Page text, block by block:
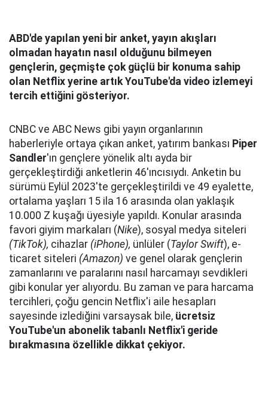
ABD'de yapılan yeni bir anket, yayın akışları
olmadan hayatın nasıl olduğunu bilmeyen
gençlerin, geçmişte çok güçlü bir konuma sahip
olan Netflix yerine artık YouTube'da video izlemeyi
tercih ettiğini gösteriyor.
CNBC ve ABC News gibi yayın organlarının
haberleriyle ortaya çıkan anket, yatırım bankası Piper
Sandler'ın gençlere yönelik altı ayda bir
gerçekleştirdiği anketlerin 46'ıncısıydı. Anketin bu
sürümü Eylül 2023'te gerçekleştirildi ve 49 eyalette,
ortalama yaşları 15 ila 16 arasında olan yaklaşık
10.000 Z kuşağı üyesiyle yapıldı. Konular arasında
favori giyim markaları (Nike), sosyal medya siteleri
(TikTok), cihazlar (iPhone), ünlüler (Taylor Swift), e-
ticaret siteleri (Amazon) ve genel olarak gençlerin
zamanlarını ve paralarını nasıl harcamayı sevdikleri
gibi konular yer alıyordu. Bu zaman ve para harcama
tercihleri, çoğu gencin Netflix'i aile hesapları
sayesinde izlediğini varsaysak bile, ücretsiz
YouTube'un abonelik tabanlı Netflix'i geride
bırakmasına özellikle dikkat çekiyor.